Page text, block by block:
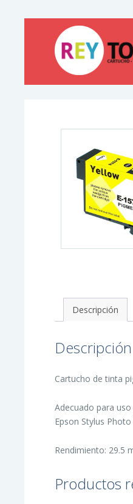
Descripción
Descripción
Cartucho de tinta
Adecuado para
Epson Stylus Photo
Rendimiento: 29.5
Productos